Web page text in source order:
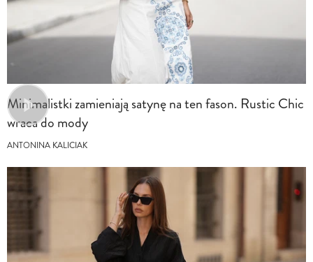
Minimalistki zamieniają satynę na ten fason. Rustic Chic
wraca do mody
ANTONINA KALICIAK